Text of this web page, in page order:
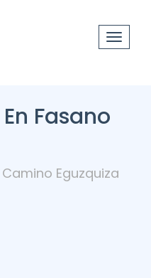
Toggle
Fasano
Eguzquiza